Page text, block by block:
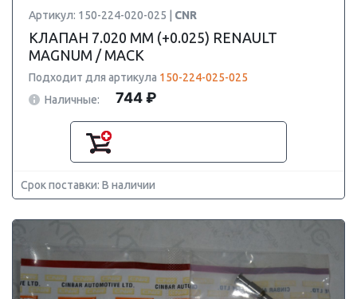
Артикул: 150-224-020-025 | CNR
КЛАПАН 7.020 ММ (+0.025) RENAULT
MAGNUM / MACK
Подходит для артикула 150-224-025-025
Наличные:
744 ₽
Срок поставки: В наличии